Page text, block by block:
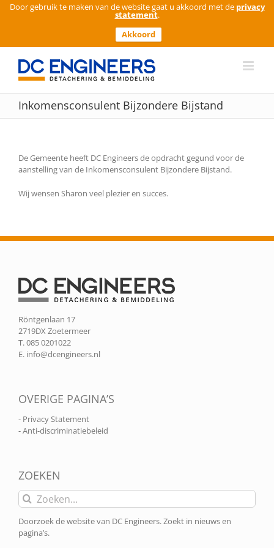
Door gebruik te maken van de website gaat u akkoord met de privacy
statement.
Akkoord
Ga
inhoud
Inkomensconsulent Bijzondere Bijstand
De Gemeente heeft DC Engineers de opdracht gegund voor de
aanstelling van de Inkomensconsulent Bijzondere Bijstand.
Wij wensen Sharon veel plezier en succes.
Röntgenlaan 17
2719DX Zoetermeer
T. 085 0201022
E. info@dcengineers.nl
OVERIGE PAGINA’S
- Privacy Statement
- Anti-discriminatiebeleid
ZOEKEN
Zoeken
naar:
Doorzoek de website van DC Engineers. Zoekt in nieuws en
pagina’s.